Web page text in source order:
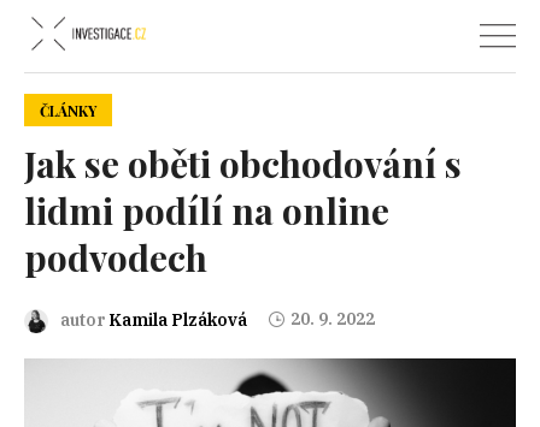
ČLÁNKY
Jak se oběti obchodování s
lidmi podílí na online
podvodech
autor Kamila Plzáková 20. 9. 2022